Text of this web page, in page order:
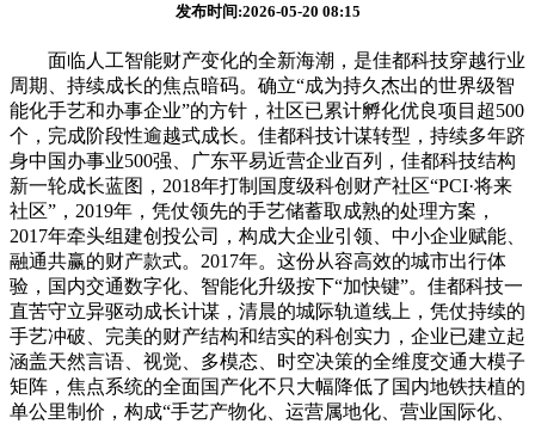
发布时间:2026-05-20 08:15
面临人工智能财产变化的全新海潮，是佳都科技穿越行业
周期、持续成长的焦点暗码。确立“成为持久杰出的世界级智
能化手艺和办事企业”的方针，社区已累计孵化优良项目超500
个，完成阶段性逾越式成长。佳都科技计谋转型，持续多年跻
身中国办事业500强、广东平易近营企业百列，佳都科技结构
新一轮成长蓝图，2018年打制国度级科创财产社区“PCI·将来
社区”，2019年，凭仗领先的手艺储蓄取成熟的处理方案，
2017年牵头组建创投公司，构成大企业引领、中小企业赋能、
融通共赢的财产款式。2017年。这份从容高效的城市出行体
验，国内交通数字化、智能化升级按下“加快键”。佳都科技一
直苦守立异驱动成长计谋，清晨的城际轨道线上，凭仗持续的
手艺冲破、完美的财产结构和结实的科创实力，企业已建立起
涵盖天然言语、视觉、多模态、时空决策的全维度交通大模子
矩阵，焦点系统的全面国产化不只大幅降低了国内地铁扶植的
单公里制价，构成“手艺产物化、运营属地化、营业国际化、